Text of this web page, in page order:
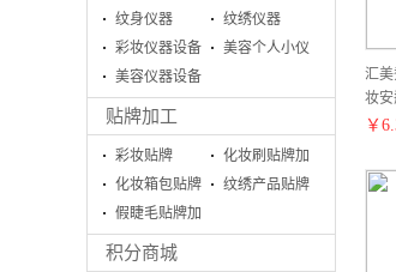
纹身仪器
纹绣仪器
彩妆仪器设备
美容个人小仪
美容仪器设备
系列
贴牌加工
彩妆贴牌
化妆刷贴牌加
工
化妆箱包贴牌
加工
纹绣产品贴牌
假睫毛贴牌加
工生产
积分商城
汇
妆
批
￥